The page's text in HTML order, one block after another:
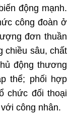
động mạnh.
công đoàn ở
đơn thuần
chiều sâu, chất
động thương
thể; phối hợp
chức đối thoại
công nhân.